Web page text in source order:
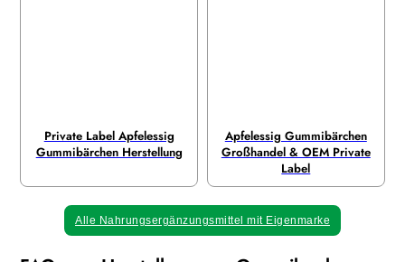
Private Label Apfelessig
Gummibärchen Herstellung
Apfelessig Gummibärchen
Großhandel & OEM Private
Label
Alle Nahrungsergänzungsmittel mit Eigenmarke